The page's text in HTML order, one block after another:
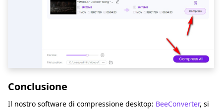
Conclusione
Il nostro software di compressione desktop: BeeConverter, si